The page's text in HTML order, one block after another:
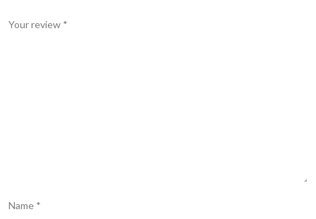
Your review *
Name *